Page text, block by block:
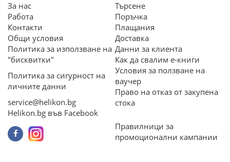
За нас
Работа
Контакти
Общи условия
Политика за използване на
"бисквитки"
Политика за сигурност на
личните данни
service@helikon.bg
Helikon.bg във Facebook
Търсене
Поръчка
Плащания
Доставка
Данни за клиента
Как да свалим е-книги
Условия за ползване на
ваучер
Право на отказ от закупена
стока
Правилници за
промоционални кампании